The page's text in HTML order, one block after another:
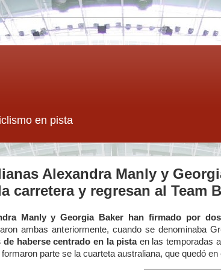
en pista
Alexandra Manly y
carretera y regresan al Team
Manly y Georgia Baker han firmado por
ambas anteriormente, cuando se denominaba
haberse centrado en la pistaen las temporadas
parte se la cuarteta australiana, que quedó en